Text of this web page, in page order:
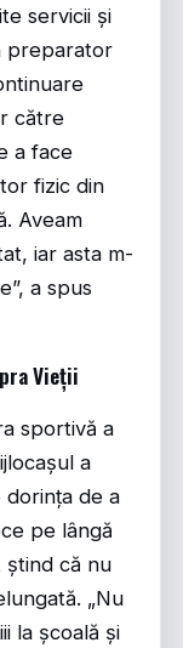
servicii și
preparator
către
a face
fizic din
Aveam
iar asta m-
a spus
Vieții
sportivă a
a
dorința de a
pe lângă
ștind că nu
„Nu
la școală și